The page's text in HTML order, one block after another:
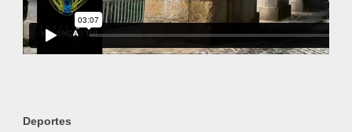
Deportes